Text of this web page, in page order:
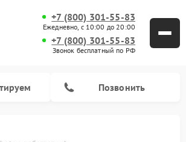
+7 (800) 301-55-83
Ежедневно, с 10:00 до 20:00
+7 (800) 301-55-83
Звонок бесплатный по РФ
Позвонить